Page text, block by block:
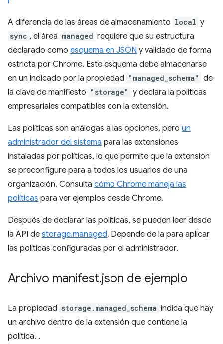
A diferencia de las áreas de almacenamiento local y
sync , el área managed requiere que su estructura
declarado como esquema en JSON y validado de forma
estricta por Chrome. Este esquema debe almacenarse
en un indicado por la propiedad "managed_schema" de
la clave de manifiesto "storage" y declara la políticas
empresariales compatibles con la extensión.
Las políticas son análogas a las opciones, pero un
administrador del sistema para las extensiones
instaladas por políticas, lo que permite que la extensión
se preconfigure para a todos los usuarios de una
organización. Consulta cómo Chrome maneja las
políticas para ver ejemplos desde Chrome.
Después de declarar las políticas, se pueden leer desde
la API de storage.managed. Depende de la para aplicar
las políticas configuradas por el administrador.
Archivo manifest.json de ejemplo
La propiedad storage.managed_schema indica que hay
un archivo dentro de la extensión que contiene la
política. .